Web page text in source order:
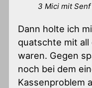
3 Mici mit
Dann holte ich
quatschte mit all
waren. Gegen
noch bei dem
Kassenproblem